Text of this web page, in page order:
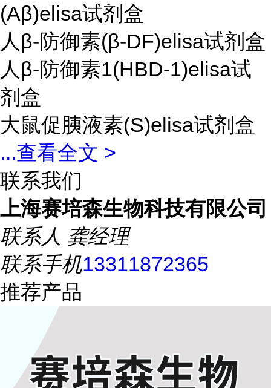
(Aβ)elisa试剂盒
人β-防御素(β-DF)elisa试剂盒
人β-防御素1(HBD-1)elisa试
剂盒
大鼠促胰液素(S)elisa试剂盒
...查看全文 >
联系我们
上海赛培森生物科技有限公司
联系人 龚经理
联系手机13311872365
推荐产品